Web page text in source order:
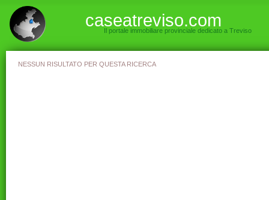
caseatreviso.com
Il portale immobiliare provinciale dedicato a Treviso
NESSUN RISULTATO PER QUESTA RICERCA